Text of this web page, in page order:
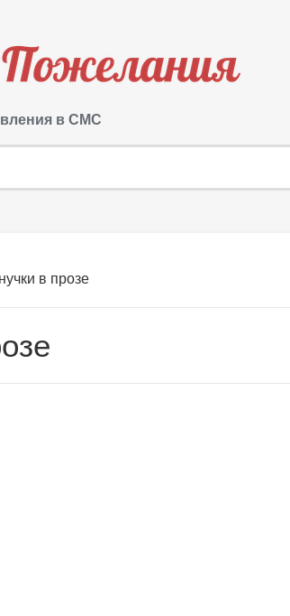
в СМС
в прозе